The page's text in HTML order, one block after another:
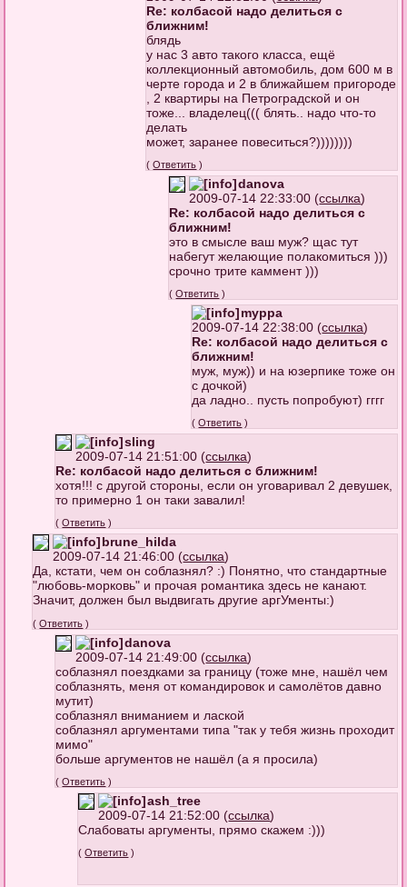
Re: колбасой надо делиться с
ближним!
блядь
у нас 3 авто такого класса, ещё
коллекционный автомобиль, дом 600 м в
черте города и 2 в ближайшем пригороде
, 2 квартиры на Петроградской и он
тоже... владелец((( блять.. надо что-то
делать
может, заранее повеситься?))))))))
(Ответить )
danova
2009-07-14 22:33:00 (ссылка)
Re: колбасой надо делиться с
ближним!
это в смысле ваш муж? щас тут
набегут желающие полакомиться )))
срочно трите каммент )))
(Ответить )
myppa
2009-07-14 22:38:00 (ссылка)
Re: колбасой надо делиться с
ближним!
муж, муж)) и на юзерпике тоже он
с дочкой)
да ладно.. пусть попробуют) гггг
(Ответить )
sling
2009-07-14 21:51:00 (ссылка)
Re: колбасой надо делиться с ближним!
хотя!!! с другой стороны, если он уговаривал 2 девушек,
то примерно 1 он таки завалил!
(Ответить )
brune_hilda
2009-07-14 21:46:00 (ссылка)
Да, кстати, чем он соблазнял? :) Понятно, что стандартные
"любовь-морковь" и прочая романтика здесь не канают.
Значит, должен был выдвигать другие аргУменты:)
(Ответить )
danova
2009-07-14 21:49:00 (ссылка)
соблазнял поездками за границу (тоже мне, нашёл чем
соблазнять, меня от командировок и самолётов давно
мутит)
соблазнял вниманием и лаской
соблазнял аргументами типа "так у тебя жизнь проходит
мимо"
больше аргументов не нашёл (а я просила)
(Ответить )
ash_tree
2009-07-14 21:52:00 (ссылка)
Слабоваты аргументы, прямо скажем :)))
(Ответить )